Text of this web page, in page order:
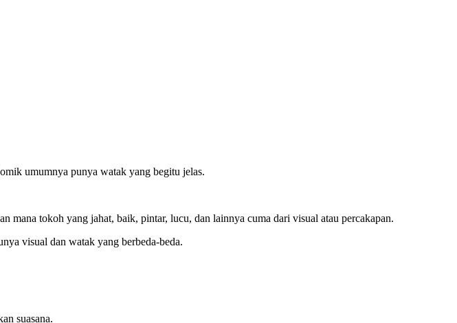
umumnya punya watak yang begitu jelas.
mana tokoh yang jahat, baik, pintar, lucu, dan lainnya cuma dari visual atau percakapan.
visual dan watak yang berbeda-beda.
suasana.